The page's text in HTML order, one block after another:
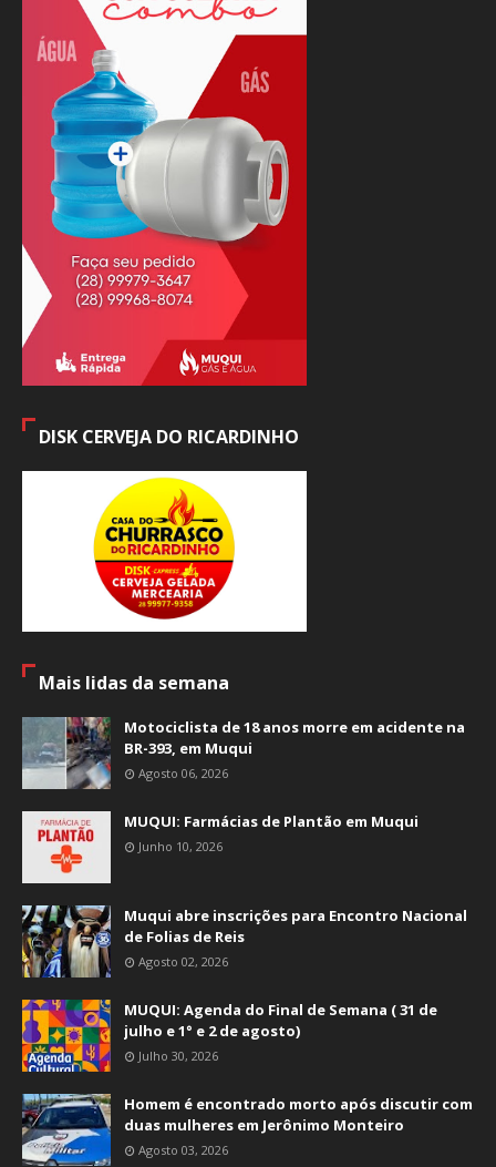
DISK CERVEJA DO RICARDINHO
Mais lidas da semana
Motociclista de 18 anos morre em acidente na
BR-393, em Muqui
Agosto 06, 2026
MUQUI: Farmácias de Plantão em Muqui
Junho 10, 2026
Muqui abre inscrições para Encontro Nacional
de Folias de Reis
Agosto 02, 2026
MUQUI: Agenda do Final de Semana ( 31 de
julho e 1° e 2 de agosto)
Julho 30, 2026
Homem é encontrado morto após discutir com
duas mulheres em Jerônimo Monteiro
Agosto 03, 2026